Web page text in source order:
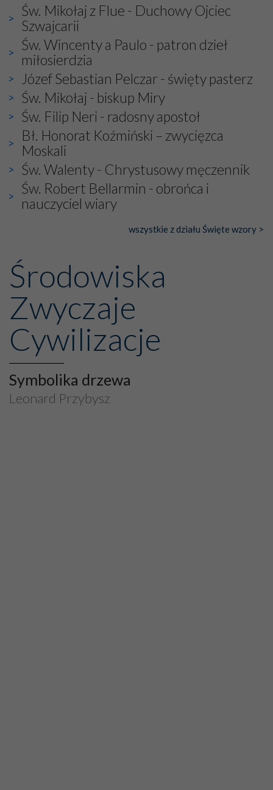
Oprócz zapewnienia nam możliwości codziennego
wysłuchania Mszy Świętej, dawał on wyrazy swej
niezwykłej czci dla Matki Bożej śpiewemGodzinek
pięknych pieśni.
Każdy z nas przywiózł Matce Bożej bagaż własnych
intencji, od tych najbardziej osobistych po zbiorowe –
dotyczące Kościoła i Ojczyzny. Każdy też otrzymał w
duchowym wymiarze to, czego najbardziej potrzebował.
To doświadczenie znają wszyscy pielgrzymujący ze
szczerą intencją w miejsca szczególnie wybrane przez
Pana Boga i przez Maryję.
Wśród tych niezwykłych miejsc jest też Fatima, niosąca
do Nieba już od ponad wieku nieprzerwany strumień
ludzkiej modlitwy.
Św. Mikołaj z Flue - Duchowy Ojciec
Szwajcarii
Św. Wincenty a Paulo - patron dzieł
miłosierdzia
Józef Sebastian Pelczar - święty pasterz
Św. Mikołaj - biskup Miry
Św. Filip Neri - radosny apostoł
Bł. Honorat Koźmiński – zwycięzca
Moskali
Św. Walenty - Chrystusowy męczennik
Św. Robert Bellarmin - obrońca i
nauczyciel wiary
wszystkie z działu Święte wzory >
Środowiska
Zwyczaje
Cywilizacje
Symbolika drzewa
Leonard Przybysz